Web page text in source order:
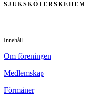
SJUKSKÖTERSKEHEM
Innehåll
Om föreningen
Medlemskap
Förmåner